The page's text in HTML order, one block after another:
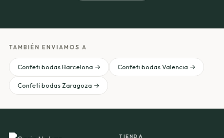
TAMBIÉN ENVIAMOS A
Confeti bodas Barcelona → Confeti bodas Valencia →
Confeti bodas Zaragoza →
TIENDA